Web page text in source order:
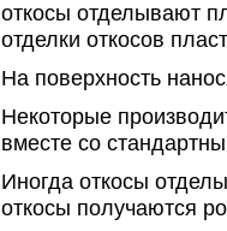
откосы отделывают
отделки откосов
На поверхность
Некоторые
вместе со
Иногда откосы
откосы получаются